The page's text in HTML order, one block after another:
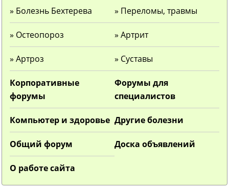
» Болезнь Бехтерева » Переломы, травмы
» Остеопороз » Артрит
» Артроз » Суставы
Корпоративные
форумы
Форумы для
специалистов
Компьютер и здоровье Другие болезни
Общий форум Доска объявлений
О работе сайта